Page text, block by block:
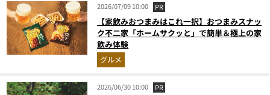
2026/07/09 10:00 PR
【家飲みおつまみはこれ一択】おつまみスナッ
ク不二家「ホームサクッと」で簡単＆極上の家
飲み体験
グルメ
2026/06/30 10:00 PR